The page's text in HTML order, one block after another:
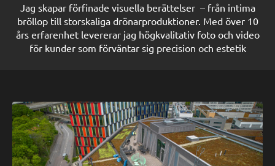
Jag skapar förfinade visuella berättelser – från intima
bröllop till storskaliga drönarproduktioner. Med över 10
års erfarenhet levererar jag högkvalitativ foto och video
för kunder som förväntar sig precision och estetik